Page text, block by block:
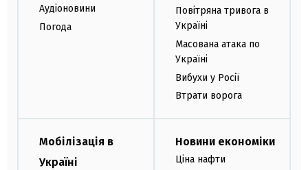
Аудіоновини
Погода
Повітряна тривога в
Україні
Масована атака по
Україні
Вибухи у Росії
Втрати ворога
Мобілізація в
Україні
Новини економіки
Ціна нафти